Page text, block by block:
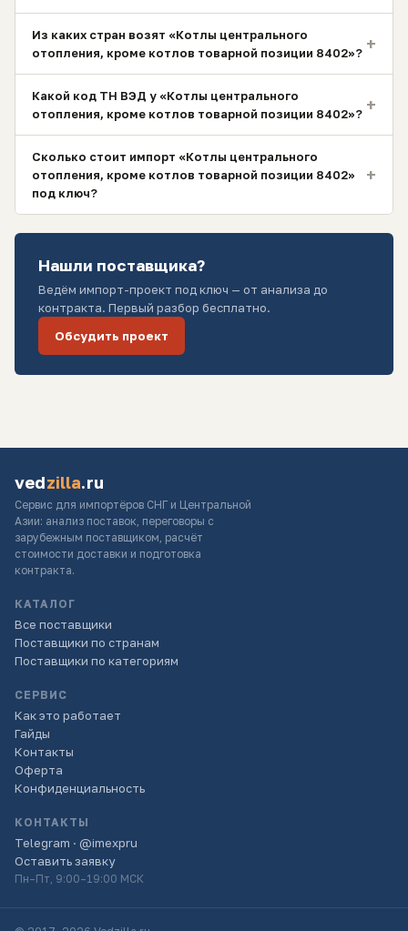
Из каких стран возят «Котлы центрального
отопления, кроме котлов товарной позиции 8402»? +
Какой код ТН ВЭД у «Котлы центрального
отопления, кроме котлов товарной позиции 8402»? +
Сколько стоит импорт «Котлы центрального
отопления, кроме котлов товарной позиции 8402»
под ключ?
+
Нашли поставщика?
Ведём импорт-проект под ключ — от анализа до
контракта. Первый разбор бесплатно.
Обсудить проект
vedzilla.ru
Сервис для импортёров СНГ и Центральной
Азии: анализ поставок, переговоры с
зарубежным поставщиком, расчёт
стоимости доставки и подготовка
контракта.
КАТАЛОГ
Все поставщики
Поставщики по странам
Поставщики по категориям
СЕРВИС
Как это работает
Гайды
Контакты
Оферта
Конфиденциальность
КОНТАКТЫ
Telegram · @imexpru
Оставить заявку
Пн–Пт, 9:00–19:00 МСК